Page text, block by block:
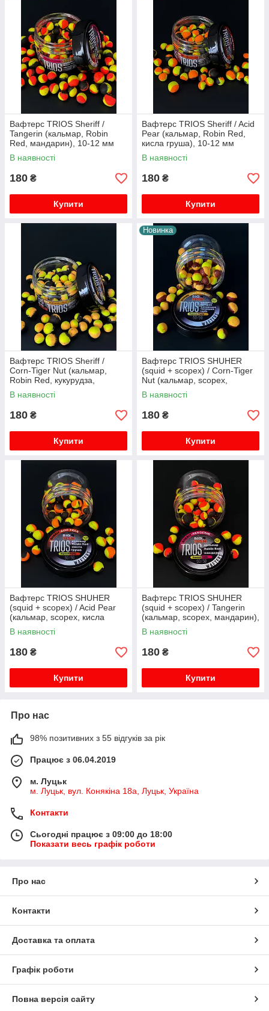
Вафтерс TRIOS Sheriff /
Tangerin (кальмар, Robin
Red, мандарин), 10-12 мм
В наявності
180 ₴
Купити
Вафтерс TRIOS Sheriff / Acid
Pear (кальмар, Robin Red,
кисла груша), 10-12 мм
В наявності
180 ₴
Купити
Вафтерс TRIOS Sheriff /
Corn-Tiger Nut (кальмар,
Robin Red, кукурудза,
тигровий горіх), 10-12 мм
В наявності
180 ₴
Купити
Новинка
Вафтерс TRIOS SHUHER
(squid + scopex) / Corn-Tiger
Nut (кальмар, scopex,
кукурудза, тигровий горіх),
10-12 мм
В наявності
180 ₴
Купити
Вафтерс TRIOS SHUHER
(squid + scopex) / Acid Pear
(кальмар, scopex, кисла
груша), 10-12 мм
В наявності
180 ₴
Купити
Вафтерс TRIOS SHUHER
(squid + scopex) / Tangerin
(кальмар, scopex, мандарин),
10-12 мм
В наявності
180 ₴
Купити
Про нас
98% позитивних з 55 відгуків за рік
Працює з 06.04.2019
м. Луцьк
м. Луцьк, вул. Конякіна 18а, Луцьк, Україна
Контакти
Сьогодні працює з 09:00 до 18:00
Показати весь графік роботи
Про нас
Контакти
Доставка та оплата
Графік роботи
Повна версія сайту